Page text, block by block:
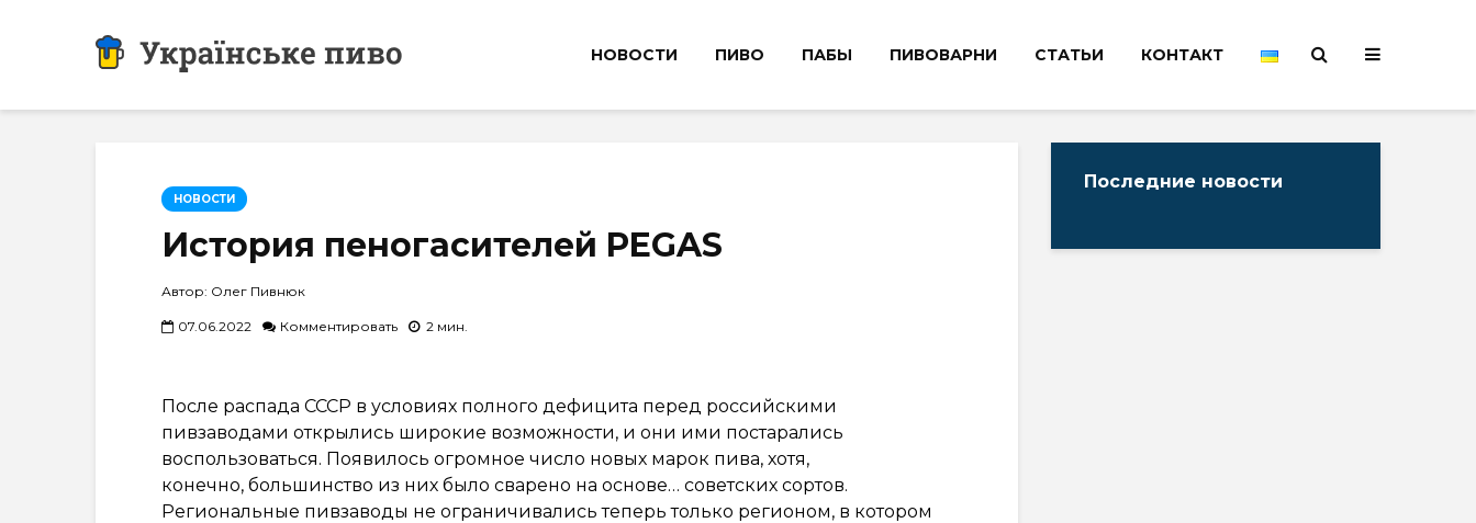
НОВОСТИ ПИВО ПАБЫ ПИВОВАРНИ СТАТЬИ КОНТАКТ
НОВОСТИ
История пеногасителей PEGAS
Автор: Олег Пивнюк
07.06.2022 Комментировать 2 мин.
После распада СССР в условиях полного дефицита перед российскими
пивзаводами открылись широкие возможности, и они ими постарались
воспользоваться. Появилось огромное число новых марок пива, хотя,
конечно, большинство из них было сварено на основе… советских сортов.
Региональные пивзаводы не ограничивались теперь только регионом, в котором
Последние новости